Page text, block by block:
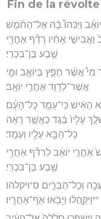
Fin de la
וַיַּכֵּהוּ֩ בָ֨הּ אֶל־הַחֹ֜מֶשׁ
וַאֲבִישַׁ֣י אָחִ֔יו רָדַ֕ף אַחֲרֵ֖י
שֶׁ֥בַע בֶּן־בִּכְרִֽי׃
מִי֩ אֲשֶׁ֨ר חָפֵ֧ץ בְּיוֹאָ֛ב וּמִ֥י
אֲשֶׁר־לְדָוִ֖ד אַחֲרֵ֥י יוֹאָֽב׃
הָאִ֜ישׁ כִּֽי־עָמַ֣ד כָּל־הָעָ֗ם
עָלָיו֙ בֶּ֔גֶד כַּאֲשֶׁ֣ר רָאָ֔ה
כָּל־הַבָּ֥א עָלָ֖יו וְעָמָֽד׃
אַחֲרֵ֣י יוֹאָ֔ב לִרְדֹּ֕ף אַחֲרֵ֖י
שֶׁ֥בַע בֶּן־בִּכְרִֽי׃
וְכָל־הַבֵּרִ֑ים ס*ויקלהו
**וַיִּקָּ֣הֲל֔וּ וַיָּבֹ֖אוּ אַף־אַחֲרָֽיו׃